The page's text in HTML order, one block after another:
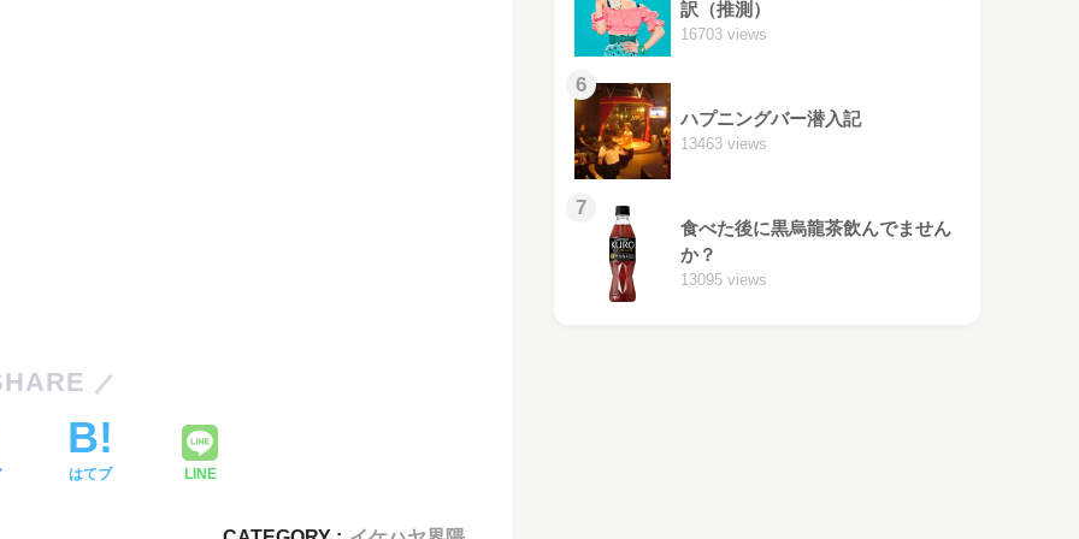
はてブ LINE
訳（推測）
16703 views
6
ハプニングバー潜入記
13463 views
7
食べた後に黒烏龍茶飲んでません
か？
13095 views